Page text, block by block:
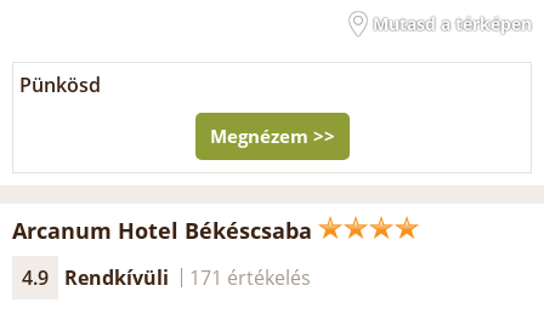
Mutasd a térképen
Pünkösd
Megnézem >>
Arcanum Hotel Békéscsaba
4.9 Rendkívüli 171 értékelés